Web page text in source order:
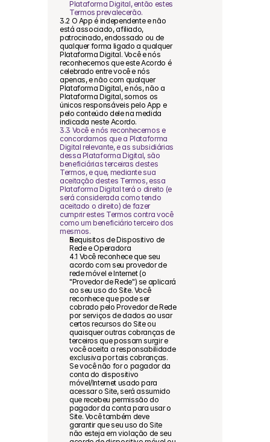
Plataforma Digital, então estes
Termos prevalecerão.
3.2 O App é independente e não
está associado, afiliado,
patrocinado, endossado ou de
qualquer forma ligado a qualquer
Plataforma Digital. Você e nós
reconhecemos que este Acordo é
celebrado entre você e nós
apenas, e não com qualquer
Plataforma Digital, e nós, não a
Plataforma Digital, somos os
únicos responsáveis pelo App e
pelo conteúdo dele na medida
indicada neste Acordo.
3.3 Você e nós reconhecemos e
concordamos que a Plataforma
Digital relevante, e as subsidiárias
dessa Plataforma Digital, são
beneficiárias terceiras destes
Termos, e que, mediante sua
aceitação destes Termos, essa
Plataforma Digital terá o direito (e
será considerada como tendo
aceitado o direito) de fazer
cumprir estes Termos contra você
como um beneficiário terceiro dos
mesmos.
Requisitos de Dispositivo de
Rede e Operadora
4.1 Você reconhece que seu
acordo com seu provedor de
rede móvel e Internet (o
"Provedor de Rede") se aplicará
ao seu uso do Site. Você
reconhece que pode ser
cobrado pelo Provedor de Rede
por serviços de dados ao usar
certos recursos do Site ou
quaisquer outras cobranças de
terceiros que possam surgir e
você aceita a responsabilidade
exclusiva por tais cobranças.
Se você não for o pagador da
conta do dispositivo
móvel/Internet usado para
acessar o Site, será assumido
que recebeu permissão do
pagador da conta para usar o
Site. Você também deve
garantir que seu uso do Site
não esteja em violação de seu